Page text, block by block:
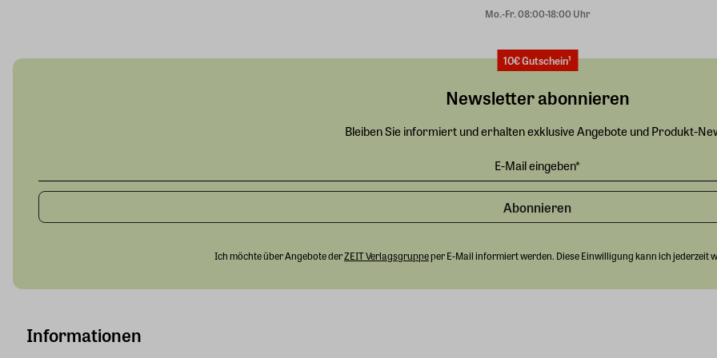
Mo.-Fr. 08:00-18:00 Uhr
Informationen
10€ Gutschein¹
Newsletter abonnieren
Bleiben Sie informiert und erhalten exklusive Angebote und Produkt-
Abonnieren
Ich möchte über Angebote derZEIT Verlagsgruppeper E-Mail informiert werden. Diese Einwilligung kann ich jederzeit